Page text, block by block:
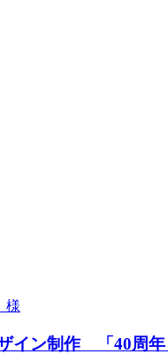
様
イン制作 「40周